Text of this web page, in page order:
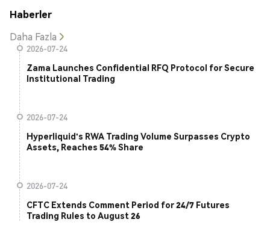
Haberler
Daha Fazla
2026-07-24
Zama Launches Confidential RFQ Protocol for Secure
Institutional Trading
2026-07-24
Hyperliquid's RWA Trading Volume Surpasses Crypto
Assets, Reaches 54% Share
2026-07-24
CFTC Extends Comment Period for 24/7 Futures
Trading Rules to August 26